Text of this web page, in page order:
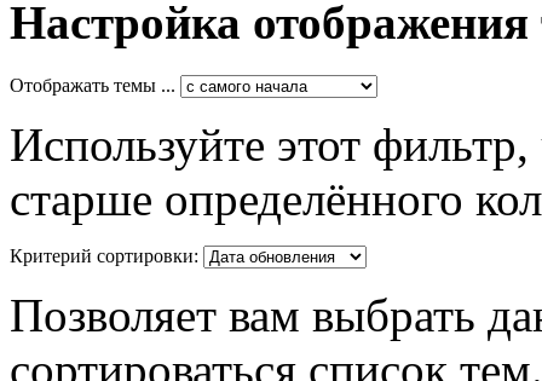
Настройка отображения
Отображать темы ...
Используйте этот
старше определённого
Критерий сортировки:
Позволяет вам выбрать
сортироваться список тем.